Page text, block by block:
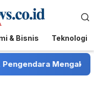
& Bisnis Teknologi
Ditelantarkan